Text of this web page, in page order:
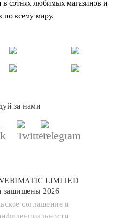
в сотнях любимых магазинов и
по всему миру.
за нами
LIMITED
защищены 2026
соглашение и